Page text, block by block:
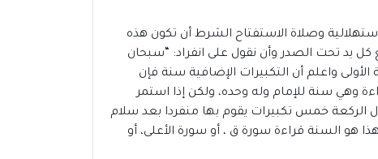
وصلاة الاستفتاح الشرط أن تكون هذه
كل يد تحت الصدر وأن نقول على انفراد: “سبحان
الأولى واعلم أن التكبيرات الإضافية سنة فإن
وهي سنة للإمام وله وحده، ولكن إذا استمر
الركعة خمس تكبيرات يقوم بها منفردا بعد سلام
هو السنة قراءة سورة ق ، أو سورة الأعلى، أو